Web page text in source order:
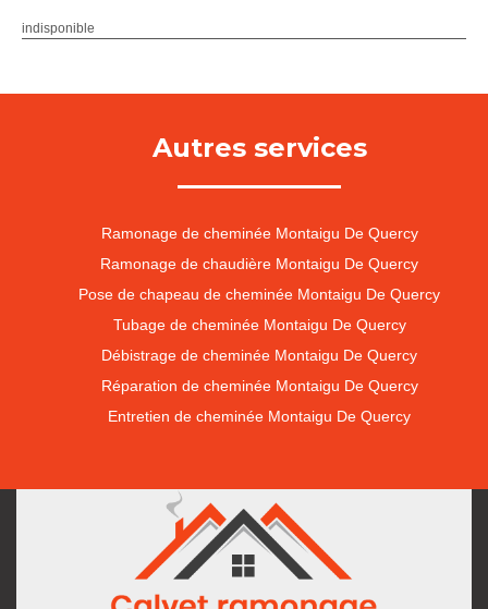
indisponible
Autres services
Ramonage de cheminée Montaigu De Quercy
Ramonage de chaudière Montaigu De Quercy
Pose de chapeau de cheminée Montaigu De Quercy
Tubage de cheminée Montaigu De Quercy
Débistrage de cheminée Montaigu De Quercy
Réparation de cheminée Montaigu De Quercy
Entretien de cheminée Montaigu De Quercy